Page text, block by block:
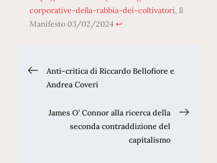
corporative-della-rabbia-dei-coltivatori, Il
Manifesto 03/02/2024 ↩︎
Navigazione
Anti-critica di Riccardo Bellofiore e
Andrea Coveri
James O’ Connor alla ricerca della
seconda contraddizione del
capitalismo